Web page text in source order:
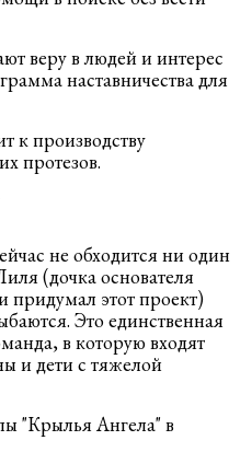
веру в людей и интерес
наставничества для
к производству
протезов.
не обходится ни один
(дочка основателя
придумал этот проект)
Это единственная
в которую входят
и дети с тяжелой